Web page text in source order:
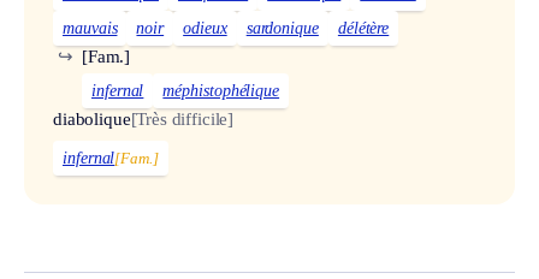
mauvais
noir odieux sardonique délétère
[Fam.]
↪
infernal méphistophélique
diabolique[Très difficile]
infernal[Fam.]